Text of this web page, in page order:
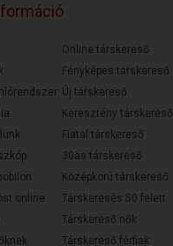
online
Online társkereső
Fényképes társkereső
Új társkereső
Keresztény társkereső
Fiatal társkereső
30as társkereső
Középkorú társkereső
Társkeresés 50 felett
Társkereső nők
Társkereső férfiak